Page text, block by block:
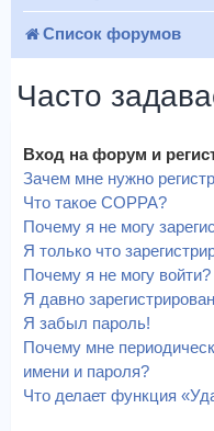
Список форумов
Часто
Вход на форум и
Зачем мне нужно
Что такое COPPA?
Почему я не могу
Я только что
Почему я не могу войти?
Я давно
Я забыл пароль!
Почему мне
имени и пароля?
Что делает функция